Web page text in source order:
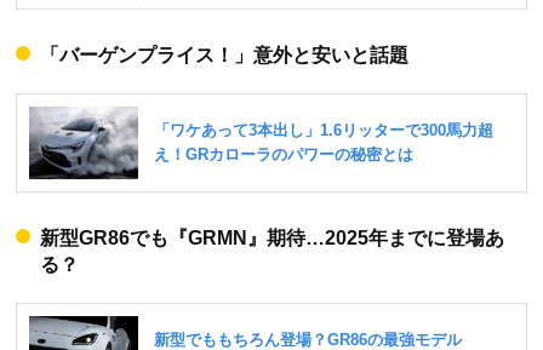
「バーゲンプライス！」意外と安いと話題
新型GR86でも『GRMN』期待…2025年までに登場あ
る？